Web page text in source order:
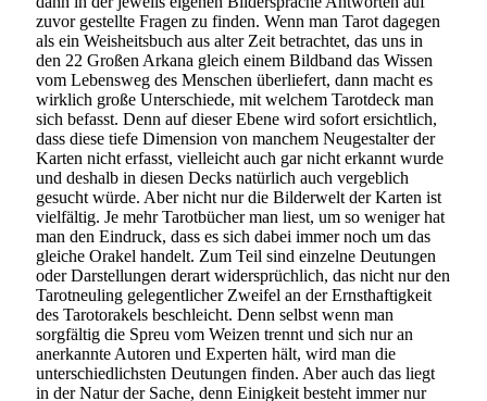
zuvor gestellte Fragen zu finden. Wenn man Tarot dagegen
als ein Weisheitsbuch aus alter Zeit betrachtet, das uns in
den 22 Großen Arkana gleich einem Bildband das Wissen
vom Lebensweg des Menschen überliefert, dann macht es
wirklich große Unterschiede, mit welchem Tarotdeck man
sich befasst. Denn auf dieser Ebene wird sofort ersichtlich,
dass diese tiefe Dimension von manchem Neugestalter der
Karten nicht erfasst, vielleicht auch gar nicht erkannt wurde
und deshalb in diesen Decks natürlich auch vergeblich
gesucht würde. Aber nicht nur die Bilderwelt der Karten ist
vielfältig. Je mehr Tarotbücher man liest, um so weniger hat
man den Eindruck, dass es sich dabei immer noch um das
gleiche Orakel handelt. Zum Teil sind einzelne Deutungen
oder Darstellungen derart widersprüchlich, das nicht nur den
Tarotneuling gelegentlicher Zweifel an der Ernsthaftigkeit
des Tarotorakels beschleicht. Denn selbst wenn man
sorgfältig die Spreu vom Weizen trennt und sich nur an
anerkannte Autoren und Experten hält, wird man die
unterschiedlichsten Deutungen finden. Aber auch das liegt
in der Natur der Sache, denn Einigkeit besteht immer nur